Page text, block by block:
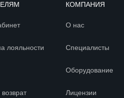
лояльности
КОМПАНИЯ
О нас
Специалисты
Оборудование
Лицензии